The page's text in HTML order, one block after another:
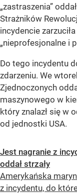
„zastraszenia”
Strażników
incydencie
„nieprofesjonalne i
Do tego incydentu
zdarzeniu. We
Zjednoczonych
maszynowego w
który znalazł się w
od jednostki USA.
Jest nagranie z
oddał strzały
Amerykańska
z incydentu, do